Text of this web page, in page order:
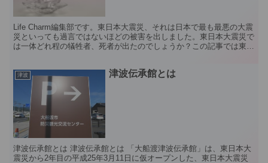
Life Charm編集部です。東日本大震災、それは日本で最も最悪の大震
災といっても過言ではないほどの被害を出しました。東日本大震災で
は一体どれ程の犠牲者、死者が出たのでしょうか？この記事では東日
津波 津波伝承館とは
津波伝承館とは 津波伝承館とは 「大船渡津波伝承館」は、東日本大
震災から2年目の平成25年3月11日に仮オープンした、東日本大震災